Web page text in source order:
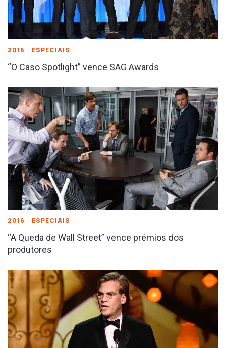
2016 ESPECIAIS
“O Caso Spotlight” vence SAG Awards
2016 ESPECIAIS
“A Queda de Wall Street” vence prémios dos
produtores